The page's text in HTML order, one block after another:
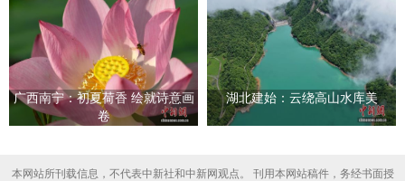
广西南宁：初夏荷香 绘就诗意画
卷
湖北建始：云绕高山水库美
本网站所刊载信息，不代表中新社和中新网观点。 刊用本网站稿件，务经书面授